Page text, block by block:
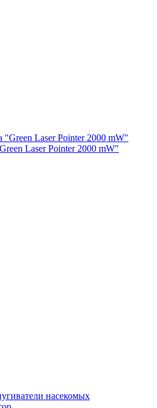
Laser Pointer 2000 mW"
насекомых